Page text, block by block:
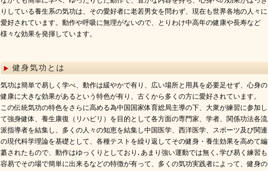
りしている養生系の気功は、その愛好者に老若男女を問わず、現在も世界各地の人々に
愛好されています。動作や呼吸に無理がないので、とりわけ中高年の健康や長寿など
様々な効果を発揮しています。
健身気功とは
気功は簡単で易しく学べ、動作は緩やかで有り、広い場所と用具を必要足せず、心身の
健康に大きな効果があるという特色が有り、古くから多くの方に愛好されています。
この伝統気功の特色をさらに高める為中国国家体育総局主導の下、大衆が練習に参加し
て強身健体、養生康復（リハビリ）を目的として各方面の専門家、学者、関係功法各流
派指導者を結集し、多くの人々の知恵を結集し中国医学、西洋医学、スポーツ及び関連
の現代科学理論を基礎として、各種テストを繰り返してその健身・養生効果を高めて編
纂されたもので、動作はゆっくりとしており､あまり強い運動では無く､学び易く練習も
容易でその場で簡単に出来るなどの特徴が有って、多くの気功実践者によって、健身の